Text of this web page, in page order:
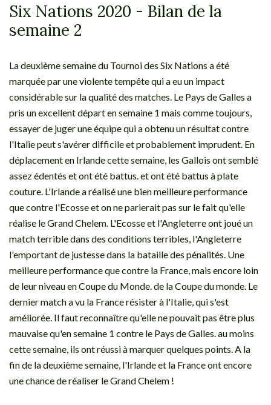
Six Nations 2020 - Bilan de la
semaine 2
La deuxième semaine du Tournoi des Six Nations a été
marquée par une violente tempête qui a eu un impact
considérable sur la qualité des matches. Le Pays de Galles a
pris un excellent départ en semaine 1 mais comme toujours,
essayer de juger une équipe qui a obtenu un résultat contre
l'Italie peut s'avérer difficile et probablement imprudent. En
déplacement en Irlande cette semaine, les Gallois ont semblé
assez édentés et ont été battus. et ont été battus à plate
couture. L'Irlande a réalisé une bien meilleure performance
que contre l'Ecosse et on ne parierait pas sur le fait qu'elle
réalise le Grand Chelem. L'Ecosse et l'Angleterre ont joué un
match terrible dans des conditions terribles, l'Angleterre
l'emportant de justesse dans la bataille des pénalités. Une
meilleure performance que contre la France, mais encore loin
de leur niveau en Coupe du Monde. de la Coupe du monde. Le
dernier match a vu la France résister à l'Italie, qui s'est
améliorée. Il faut reconnaître qu'elle ne pouvait pas être plus
mauvaise qu'en semaine 1 contre le Pays de Galles. au moins
cette semaine, ils ont réussi à marquer quelques points. A la
fin de la deuxième semaine, l'Irlande et la France ont encore
une chance de réaliser le Grand Chelem !